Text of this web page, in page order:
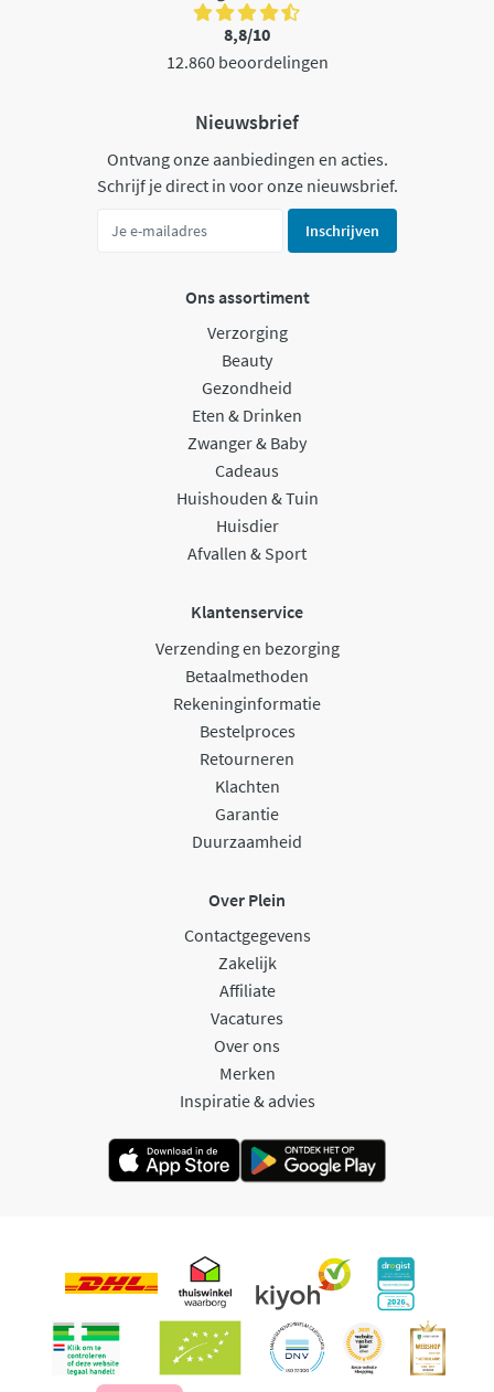
8,8/10
12.860 beoordelingen
Nieuwsbrief
Ontvang onze aanbiedingen en acties.
Schrijf je direct in voor onze nieuwsbrief.
Inschrijven
Ons assortiment
Verzorging
Beauty
Gezondheid
Eten & Drinken
Zwanger & Baby
Cadeaus
Huishouden & Tuin
Huisdier
Afvallen & Sport
Klantenservice
Verzending en bezorging
Betaalmethoden
Rekeninginformatie
Bestelproces
Retourneren
Klachten
Garantie
Duurzaamheid
Over Plein
Contactgegevens
Zakelijk
Affiliate
Vacatures
Over ons
Merken
Inspiratie & advies